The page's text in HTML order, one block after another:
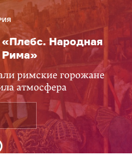
Народная
Рима»
римские горожане
атмосфера